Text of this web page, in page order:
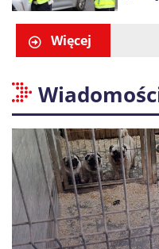
Więcej